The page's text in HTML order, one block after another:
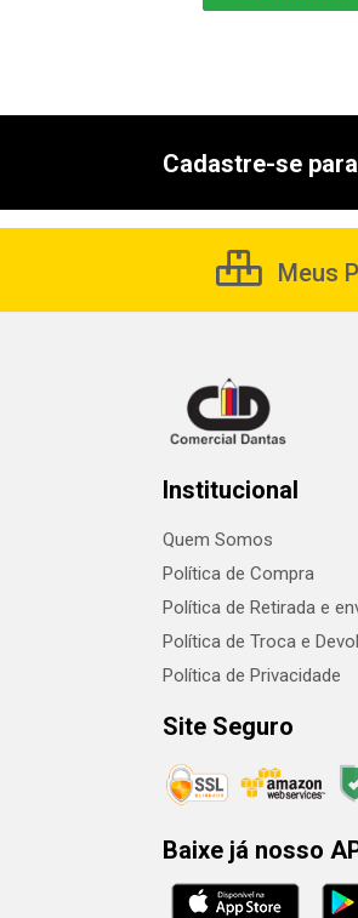
Cadastre-se
Meus
Institucional
Quem Somos
Política de Compra
Política de Retirada e
Política de Troca e
Política de Privacidade
Site Seguro
Baixe já nosso